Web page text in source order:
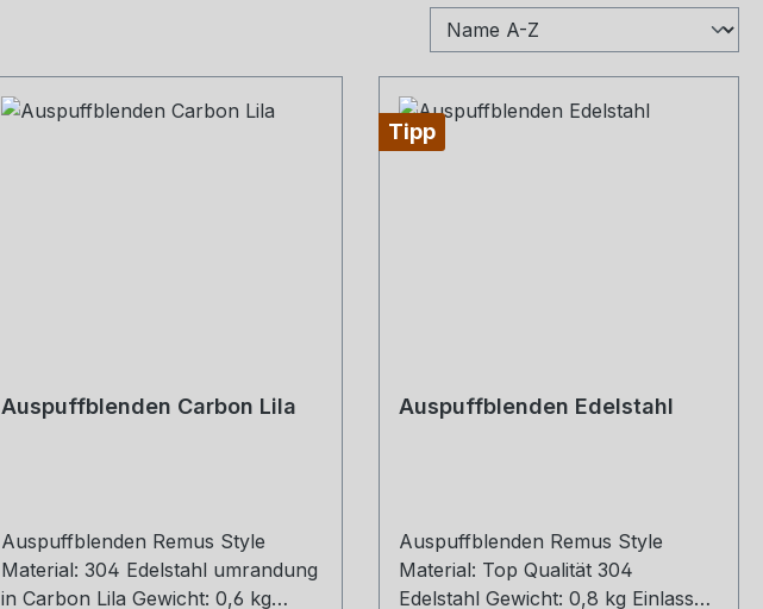
Auspuffblenden Carbon Lila
Auspuffblenden Remus Style
Material: 304 Edelstahl umrandung
in Carbon Lila Gewicht: 0,6 kg
Tipp
Auspuffblenden Edelstahl
Auspuffblenden Remus Style
Material: Top Qualität 304
Edelstahl Gewicht: 0,8 kg Einlass